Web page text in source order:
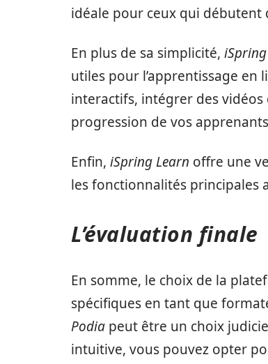
idéale pour ceux qui débutent
En plus de sa simplicité,
utiles pour l’apprentissage en
interactifs, intégrer des vidéos
progression de vos
Enfin, iSpring Learn offre une
les fonctionnalités principales
L’évaluation finale
En somme, le choix de la
spécifiques en tant que
Podia peut être un choix
intuitive, vous pouvez opter